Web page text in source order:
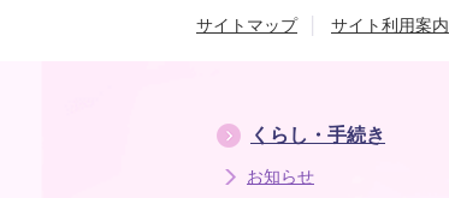
サイトマップ サイト利用案内
くらし・手続き
お知らせ